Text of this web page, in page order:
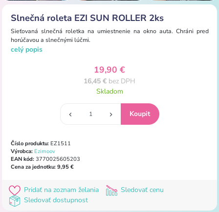
Slnečná roleta EZI SUN ROLLER 2ks
Sieťovaná slnečná roletka na umiestnenie na okno auta. Chráni pred
horúčavou a slnečnými lúčmi.
celý popis
19,90 €
16,45 € bez DPH
Skladom
Číslo produktu:EZ1511
Výrobca: Ezimoov
EAN kód:3770025605203
Cena za jednotku: 9,95 €
Pridať na zoznam želania
Sledovať cenu
Sledovať dostupnost